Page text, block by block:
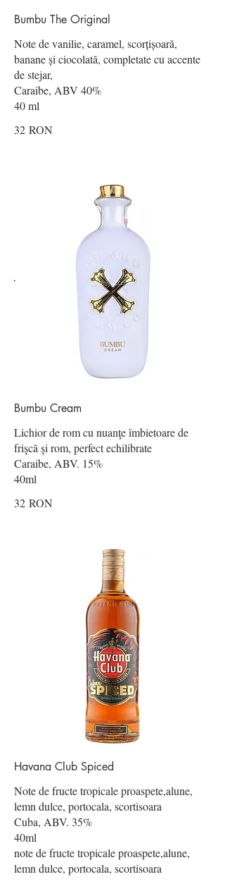
Bumbu The Original
Note de vanilie, caramel, scorțișoară,
banane și ciocolată, completate cu accente
de stejar,
Caraibe, ABV 40%
40 ml
32 RON
Bumbu Cream
Lichior de rom cu nuanţe îmbietoare de
frişcă şi rom, perfect echilibrate
Caraibe, ABV. 15%
32 RON
Havana Club Spiced
Note de fructe tropicale proaspete,alune,
lemn dulce, portocala, scortisoara
Cuba, ABV. 35%
40ml
note de fructe tropicale proaspete,alune,
lemn dulce, portocala, scortisoara